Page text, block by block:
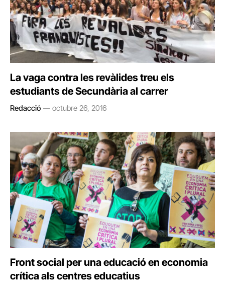
La vaga contra les revàlides treu els
estudiants de Secundària al carrer
Redacció octubre 26, 2016
Front social per una educació en economia
crítica als centres educatius